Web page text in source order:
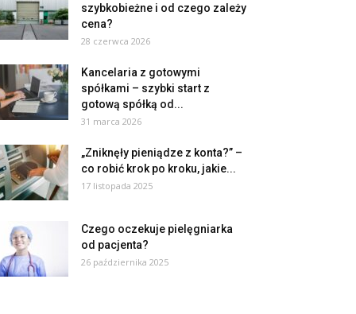
szybkobieżne i od czego zależy
cena?
28 czerwca 2026
Kancelaria z gotowymi
spółkami – szybki start z
gotową spółką od...
31 marca 2026
„Zniknęły pieniądze z konta?” –
co robić krok po kroku, jakie...
17 listopada 2025
Czego oczekuje pielęgniarka
od pacjenta?
26 października 2025